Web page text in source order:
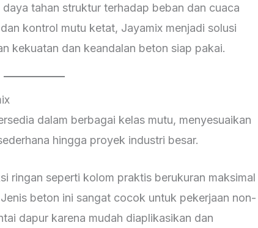
tahan struktur terhadap beban dan cuaca
kontrol mutu ketat, Jayamix menjadi solusi
kekuatan dan keandalan beton siap pakai.
dalam berbagai kelas mutu, menyesuaikan
hingga proyek industri besar.
ringan seperti kolom praktis berukuran maksimal
beton ini sangat cocok untuk pekerjaan non-
dapur karena mudah diaplikasikan dan